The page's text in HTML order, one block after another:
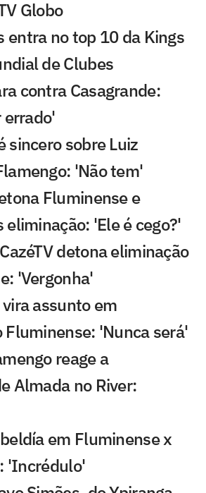
Globo
entra no top 10 da Kings
de Clubes
contra Casagrande:
errado'
sincero sobre Luiz
'Não tem'
Fluminense e
'Ele é cego?'
detona eliminação
'Vergonha'
assunto em
Fluminense: 'Nunca será'
reage a
Almada no River:
em Fluminense x
'Incrédulo'